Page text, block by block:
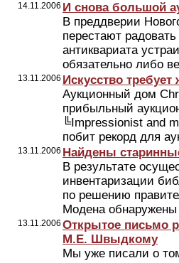
14.11.2006 И снова большой
В преддверии
перестают
антиквариата
обязательно либо
13.11.2006 Искусство
Аукционный дом
прибыльный
╚Impressionist and
побит рекорд для
13.11.2006 Найдены
В результате
инвентаризации
по решению
Модена
13.11.2006 Открытое письмо
М.Е. Швыдкому
Мы уже писали о